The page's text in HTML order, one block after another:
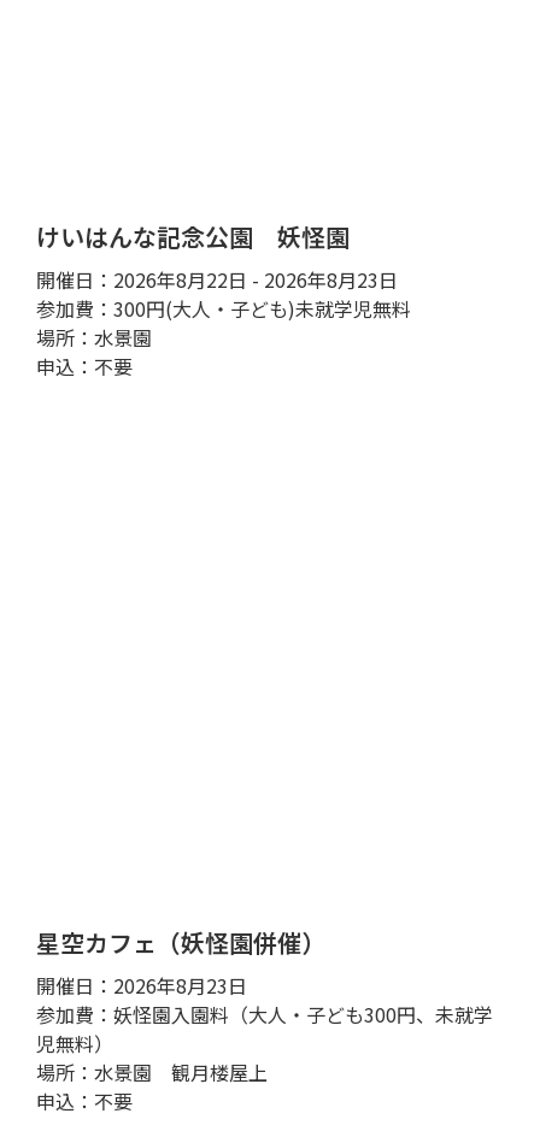
けいはんな記念公園 妖怪園
開催日：2026年8月22日 - 2026年8月23日
参加費：300円(大人・子ども)未就学児無料
場所：水景園
申込：不要
星空カフェ（妖怪園併催）
開催日：2026年8月23日
参加費：妖怪園入園料（大人・子ども300円、未就学
児無料）
場所：水景園 観月楼屋上
申込：不要